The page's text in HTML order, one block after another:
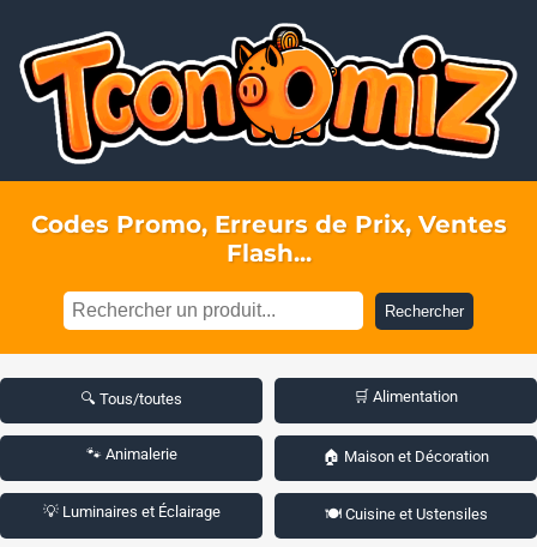
Codes Promo, Erreurs de Prix, Ventes
Flash...
Rechercher
🔍 Tous/toutes 🛒 Alimentation
🐾 Animalerie 🏠 Maison et Décoration
💡 Luminaires et Éclairage 🍽️ Cuisine et Ustensiles